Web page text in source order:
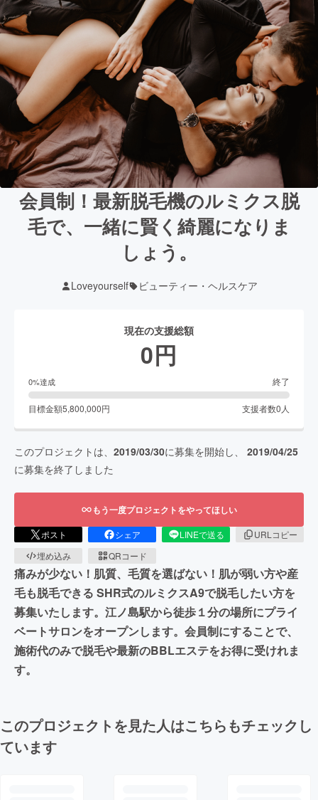
会員制！最新脱毛機のルミクス脱
毛で、一緒に賢く綺麗になりま
しょう。
Loveyourself ビューティー・ヘルスケア
現在の支援総額
0円
0%達成 終了
目標金額5,800,000円 支援者数0 人
このプロジェクトは、 2019/03/30に募集を開始し、 2019/04/25
に募集を終了しました
もう一度プロジェクトをやってほしい
ポスト シェア LINEで送る
URLコピー
埋め込み
QRコード
痛みが少ない！肌質、毛質を選ばない！肌が弱い方や産
毛も脱毛できる SHR式のルミクスA9で脱毛したい方を
募集いたします。江ノ島駅から徒歩１分の場所にプライ
ベートサロンをオープンします。会員制にすることで、
施術代のみで脱毛や最新のBBLエステをお得に受けれま
す。
このプロジェクトを見た人はこちらもチェックし
ています